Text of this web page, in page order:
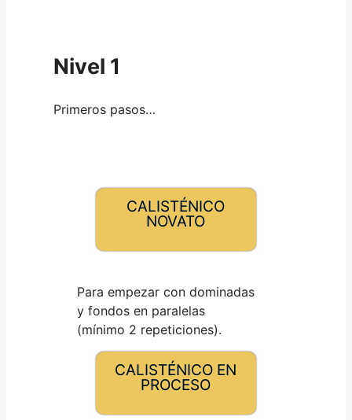
Nivel 1
Primeros pasos…
CALISTÉNICO
NOVATO
Para empezar con dominadas
y fondos en paralelas
(mínimo 2 repeticiones).
CALISTÉNICO EN
PROCESO